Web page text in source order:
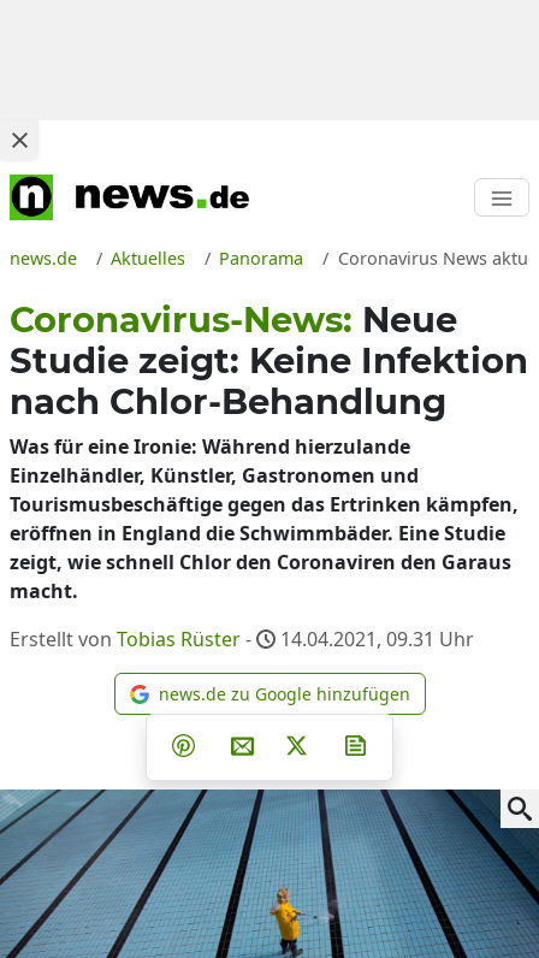
news.de Aktuelles Panorama Coronavirus News
Coronavirus-News: Neue
Studie zeigt: Keine Infektion
nach Chlor-Behandlung
Was für eine Ironie: Während hierzulande
Einzelhändler, Künstler, Gastronomen und
Tourismusbeschäftige gegen das Ertrinken kämpfen,
eröffnen in England die Schwimmbäder. Eine Studie
zeigt, wie schnell Chlor den Coronaviren den Garaus
macht.
Erstellt von Tobias Rüster- 14.04.2021, 09.31 Uhr
news.de zu Google
news.de zu Google hinzufügen
Teilen auf Facebook
Teilen auf Whatsapp
Teilen auf Telegram
Teilen auf Pinterest
Per E-Mail teilen
Post auf X